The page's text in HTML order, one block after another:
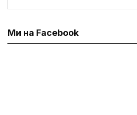
Ми на Facebook